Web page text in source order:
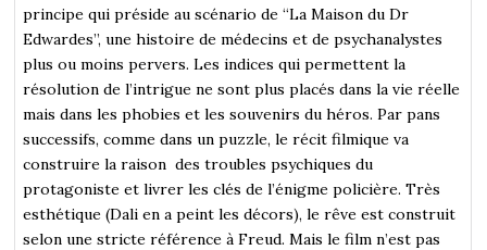
principe qui préside au scénario de “La Maison du Dr
Edwardes”, une histoire de médecins et de psychanalystes
plus ou moins pervers. Les indices qui permettent la
résolution de l’intrigue ne sont plus placés dans la vie réelle
mais dans les phobies et les souvenirs du héros. Par pans
successifs, comme dans un puzzle, le récit filmique va
construire la raison des troubles psychiques du
protagoniste et livrer les clés de l’énigme policière. Très
esthétique (Dali en a peint les décors), le rêve est construit
selon une stricte référence à Freud. Mais le film n’est pas